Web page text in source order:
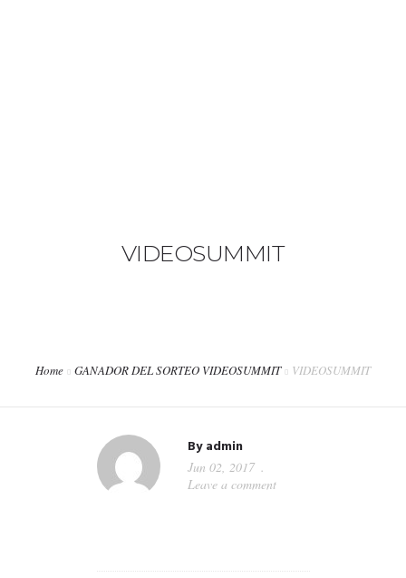
VIDEOSUMMIT
Home GANADOR DEL SORTEO VIDEOSUMMIT VIDEOSUMMIT
Byadmin
Jun 02, 2017
Leave a comment